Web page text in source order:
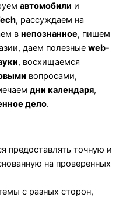
автомобили и
, рассуждаем на
в непознанное, пишем
даем полезные web-
, восхищаемся
вопросами,
дни календаря,
дело.
предоставлять точную и
на проверенных
с разных сторон,